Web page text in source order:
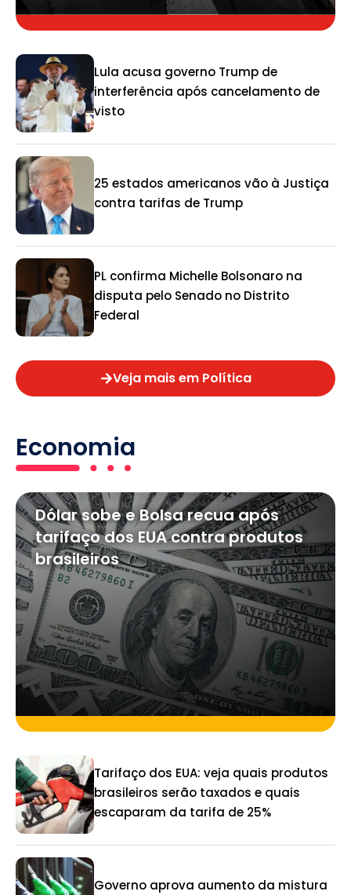
Lula acusa governo Trump de
interferência após cancelamento de
visto
25 estados americanos vão à Justiça
contra tarifas de Trump
PL confirma Michelle Bolsonaro na
disputa pelo Senado no Distrito
Federal
Veja mais em Política
Economia
Dólar sobe e Bolsa recua após
tarifaço dos EUA contra produtos
brasileiros
Tarifaço dos EUA: veja quais produtos
brasileiros serão taxados e quais
escaparam da tarifa de 25%
Governo aprova aumento da mistura